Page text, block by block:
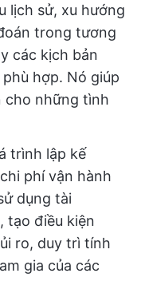
lịch sử, xu hướng
trong tương
các kịch bản
hợp. Nó giúp
cho những tình
trình lập kế
phí vận hành
dụng tài
tạo điều kiện
ro, duy trì tính
gia của các